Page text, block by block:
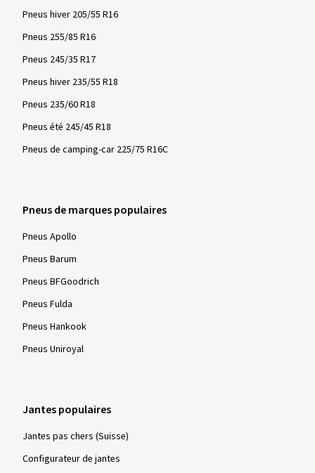
Pneus hiver 205/55 R16
Pneus 255/85 R16
Pneus 245/35 R17
Pneus hiver 235/55 R18
Pneus 235/60 R18
Pneus été 245/45 R18
Pneus de camping-car 225/75 R16C
Pneus de marques populaires
Pneus Apollo
Pneus Barum
Pneus BFGoodrich
Pneus Fulda
Pneus Hankook
Pneus Uniroyal
Jantes populaires
Jantes pas chers (Suisse)
Configurateur de jantes